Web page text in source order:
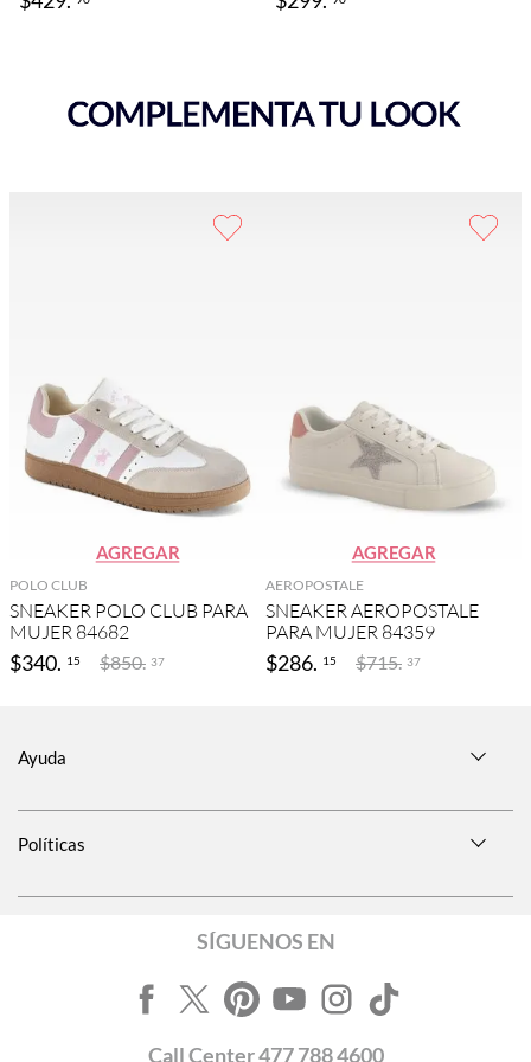
AGREGAR
POLO CLUB
SNEAKER POLO CLUB PARA
MUJER 84682
$340. 15 $850. 37
AGREGAR
AEROPOSTALE
SNEAKER AEROPOSTALE
PARA MUJER 84359
$286. 15 $715. 37
Ayuda
Políticas
SÍGUENOS EN
CallCenter477 788 4600